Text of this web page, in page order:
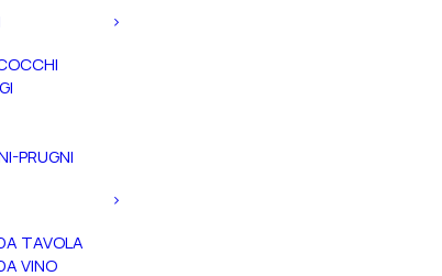
PRUGNI
TAVOLA
VINO